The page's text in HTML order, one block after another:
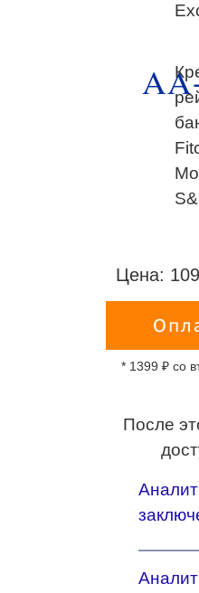
Цена:
* 1399 ₽ со
После